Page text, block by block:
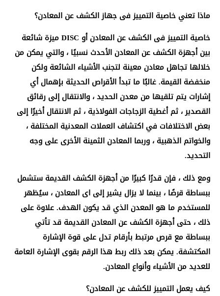
ماذا تعني خاصية التمييز فى جهاز الكشف عن المعادن؟
خاصية التمييز فى الكشف عن المعادن أو DISC ميزة شائعة
بين أجهزة الكشف عن المعادن الأحدث نسبيًا ، والتي يمكن من
خلالها تجاهل معادن معينة لتجنب الأشياء الشائعة ولكن
منخفضة القيمة. غالبًا ما تبدأ الأقراص الحديثة بإهمال أي
إشارات يتم تلقيها من معدن الحديد ، والانتقال إلى رقائق
القصدير ، ثم أغطية الزجاجات الفولاذية ، ثم الانتقال أخيرًا إلى
بعض الاختلافات في اكتشاف العملات المعدنية المختلفة ،
والخواتم الذهبية ، وربما المعادن الثمينة الأخرى على وجه
التحديد.
ومع ذلك ، فإن قدرًا كبيرًا من أجهزة الكشف القديمة ستشمل
ببساطة قرصًا ، بينما لا يزال يشير إلى اى المعادن ، سيُظهر
للمستخدم ما هو المعدن الذي قد يكون الهدف. علاوة على
ذلك ، حتى أجهزة الكشف عن المعادن القديمة قد تأتي
ببساطة مع قرص مرتبط بأرقام تدل على قوة الإشارة
المكتشفة. يمكن بعد ذلك ربط هذا الرقم بقوى الإشارة العامة
للعديد من الأشياء وأنواع المعادن.
كيف يعمل التمييز للكشف عن المعادن؟